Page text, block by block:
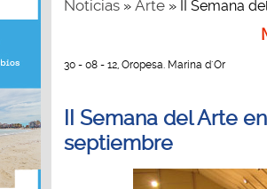
Noticias» Arte» II Semana
30 - 08 - 12, Oropesa. Marina d´Or
II Semana del Arte
septiembre